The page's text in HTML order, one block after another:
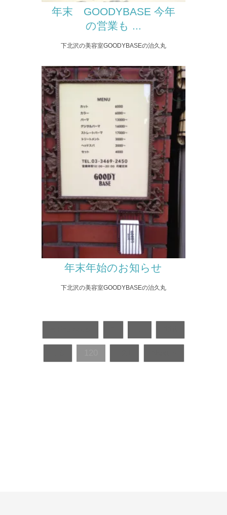
年末 GOODYBASE 今年
の営業も ...
下北沢の美容室GOODYBASEの治久丸
年末年始のお知らせ
下北沢の美容室GOODYBASEの治久丸